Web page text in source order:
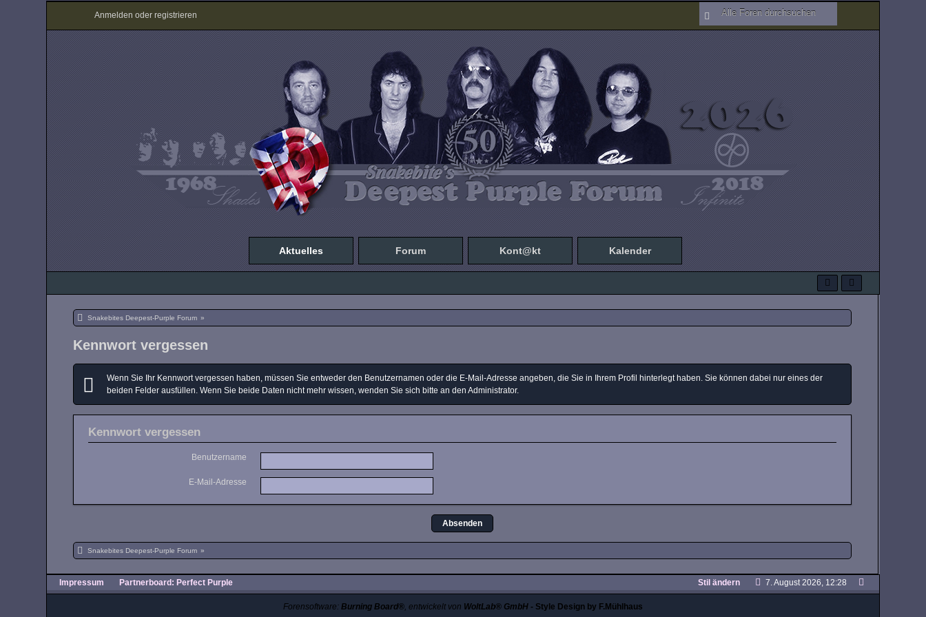
Anmelden oder registrieren
Aktuelles Forum Kont@kt Kalender
Snakebites Deepest-Purple Forum »
Kennwort vergessen
Wenn Sie Ihr Kennwort vergessen haben, müssen Sie entweder den Benutzernamen oder die E-Mail-Adresse angeben, die Sie in Ihrem Profil hinterlegt haben. Sie können dabei nur eines der
beiden Felder ausfüllen. Wenn Sie beide Daten nicht mehr wissen, wenden Sie sich bitte an den Administrator.
Kennwort vergessen
Benutzername
E-Mail-Adresse
Snakebites Deepest-Purple Forum »
Impressum Partnerboard: Perfect Purple 7. August 2026, 12:28
Stil ändern
Forensoftware: Burning Board®, entwickelt von WoltLab® GmbH